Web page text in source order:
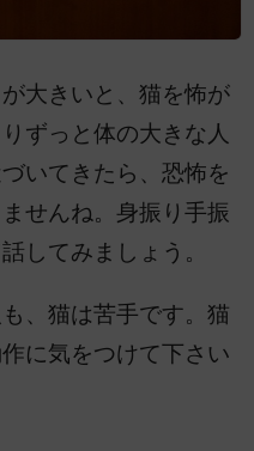
大きいと、猫を怖が
ずっと体の大きな人
いてきたら、恐怖を
せんね。身振り手振
してみましょう。
、猫は苦手です。猫
に気をつけて下さい